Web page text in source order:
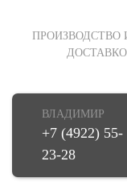
ВЛАДИМИР
+7 (4922) 55-
23-28